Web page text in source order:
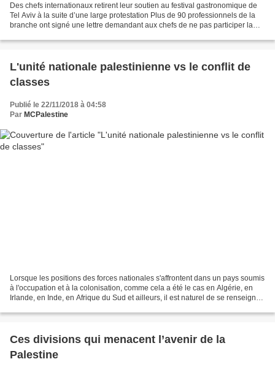
Des chefs internationaux retirent leur soutien au festival gastronomique de
Tel Aviv à la suite d’une large protestation Plus de 90 professionnels de la
branche ont signé une lettre demandant aux chefs de ne pas participer la
L'unité nationale palestinienne vs le conflit de
classes
Publié le 22/11/2018 à 04:58
Par MCPalestine
Lorsque les positions des forces nationales s'affrontent dans un pays soumis
à l'occupation et à la colonisation, comme cela a été le cas en Algérie, en
Irlande, en Inde, en Afrique du Sud et ailleurs, il est naturel de se renseigner
Ces divisions qui menacent l’avenir de la
Palestine